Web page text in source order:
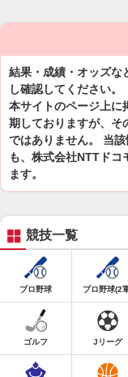
結果・成績・オッズな
し確認してください。
本サイトのページ上に
期しておりますが、そ
ではありません。 当
も、株式会社NTTドコ
ます。
競技一覧
プロ野球 プロ野球(2
ゴルフ Jリーグ